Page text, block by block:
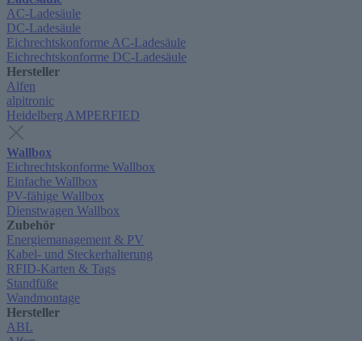
AC-Ladesäule
DC-Ladesäule
Eichrechtskonforme AC-Ladesäule
Eichrechtskonforme DC-Ladesäule
Hersteller
Alfen
alpitronic
Heidelberg AMPERFIED
Wallbox
Eichrechtskonforme Wallbox
Einfache Wallbox
PV-fähige Wallbox
Dienstwagen Wallbox
Zubehör
Energiemanagement & PV
Kabel- und Steckerhalterung
RFID-Karten & Tags
Standfüße
Wandmontage
Hersteller
ABL